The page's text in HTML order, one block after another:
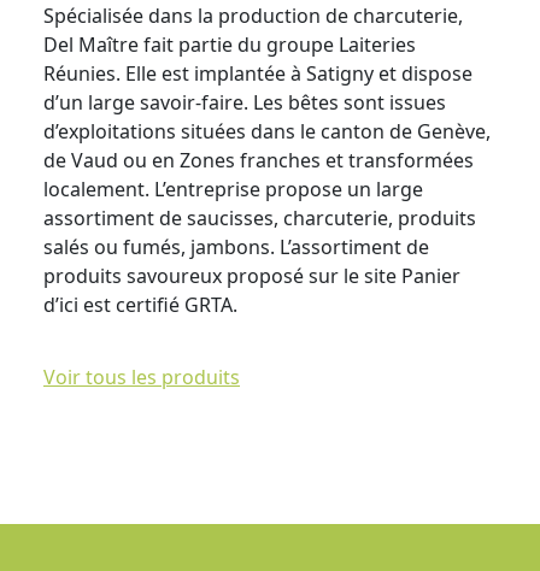
Spécialisée dans la production de charcuterie,
Del Maître fait partie du groupe Laiteries
Réunies. Elle est implantée à Satigny et dispose
d’un large savoir-faire. Les bêtes sont issues
d’exploitations situées dans le canton de Genève,
de Vaud ou en Zones franches et transformées
localement. L’entreprise propose un large
assortiment de saucisses, charcuterie, produits
salés ou fumés, jambons. L’assortiment de
produits savoureux proposé sur le site Panier
d’ici est certifié GRTA.
Voir tous les produits